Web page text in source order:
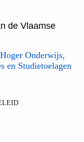
de Vlaamse
Onderwijs,
en Studietoelagen